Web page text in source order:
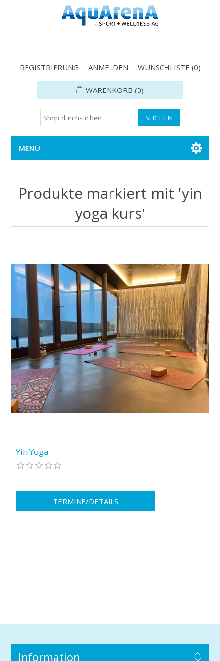
REGISTRIERUNG ANMELDEN WUNSCHLISTE (0)
WARENKORB (0)
MENU
Produkte markiert mit 'yin
yoga kurs'
Yin Yoga
Information